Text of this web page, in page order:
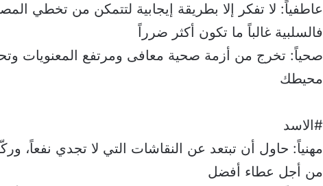
عاطفياً: لا تفكر إلا بطريقة إيجابية لتتمكن من تخطي
فالسلبية غالباً ما تكون أكثر ضرراً
صحياً: تخرج من أزمة صحية معافى ومرتفع المعنويات
محيطك
#الاسد
مهنياً: حاول أن تبتعد عن النقاشات التي لا تجدي نفعاً،
من أجل عطاء أفضل